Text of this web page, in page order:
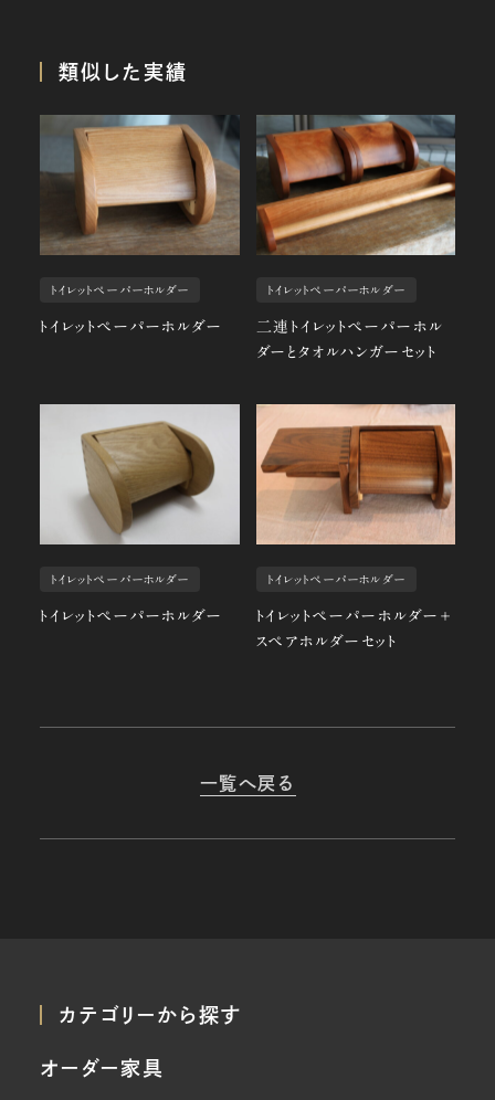
類似した実績
トイレットペーパーホルダー
トイレットペーパーホルダー
トイレットペーパーホルダー
二連トイレットペーパーホル
ダーとタオルハンガーセット
トイレットペーパーホルダー
トイレットペーパーホルダー
トイレットペーパーホルダー
トイレットペーパーホルダー＋
スペアホルダーセット
一覧へ戻る
カテゴリーから探す
オーダー家具